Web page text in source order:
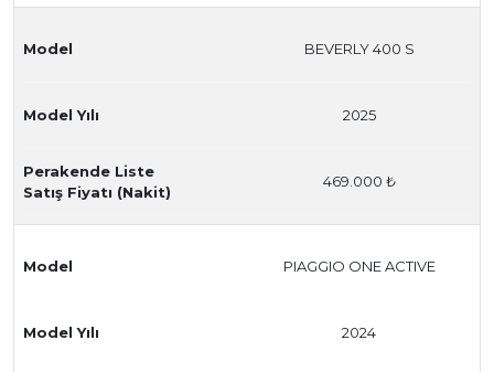
Model BEVERLY 400 S
Model Yılı 2025
Perakende Liste
Satış Fiyatı (Nakit)
469.000 ₺
Model PIAGGIO ONE ACTIVE
Model Yılı 2024